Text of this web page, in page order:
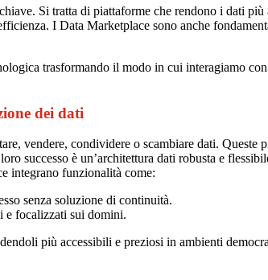
Si tratta di piattaforme che rendono i dati
I Data Marketplace sono anche
trasformando il modo in cui interagiamo
dei dati
vendere, condividere o scambiare dati.
successo è un’architettura dati robusta e
integrano funzionalità come:
senza soluzione di continuità.
e focalizzati sui domini.
più accessibili e preziosi in ambienti